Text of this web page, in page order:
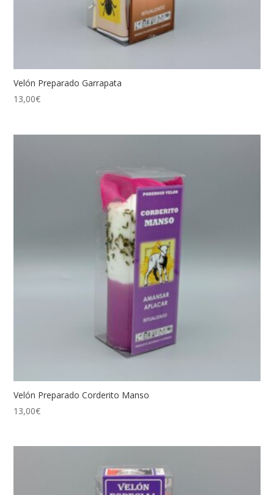
Velón Preparado Garrapata
13,00€
Velón Preparado Corderito Manso
13,00€